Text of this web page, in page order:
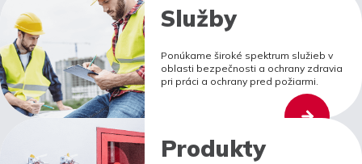
Služby
Ponúkame široké spektrum služieb v
oblasti bezpečnosti a ochrany zdravia
pri práci a ochrany pred požiarmi.
Produkty